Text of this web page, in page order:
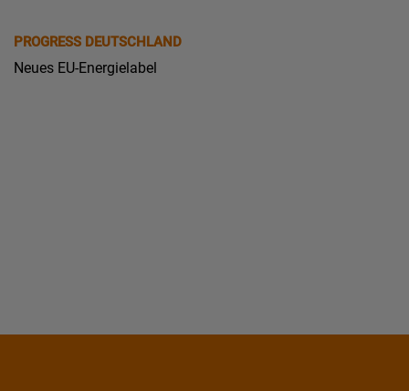
PROGRESS DEUTSCHLAND
Neues EU-Energielabel